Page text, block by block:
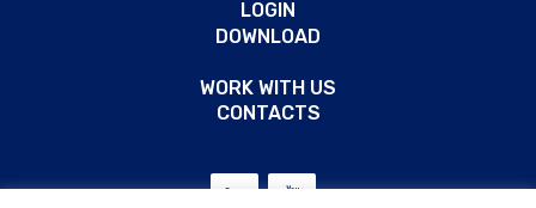
LOGIN
DOWNLOAD
WORK WITH US
CONTACTS